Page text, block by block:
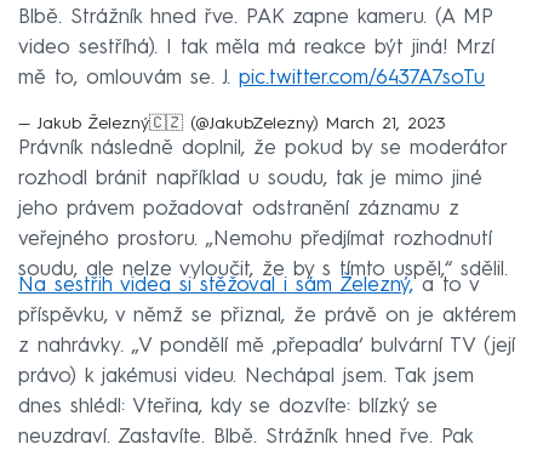
Blbě. Strážník hned řve. PAK zapne kameru. (A MP
video sestříhá). I tak měla má reakce být jiná! Mrzí
mě to, omlouvám se. J. pic.twitter.com/6437A7soTu
— Jakub Železný🇨🇿 (@JakubZelezny) March 21, 2023
Právník následně doplnil, že pokud by se moderátor
rozhodl bránit například u soudu, tak je mimo jiné
jeho právem požadovat odstranění záznamu z
veřejného prostoru. „Nemohu předjímat rozhodnutí
soudu, ale nelze vyloučit, že by s tímto uspěl,“ sdělil.
Na sestřih videa si stěžoval i sám Železný,a to v
příspěvku, v němž se přiznal, že právě on je aktérem
z nahrávky. „V pondělí mě ‚přepadla‘ bulvární TV (její
právo) k jakémusi videu. Nechápal jsem. Tak jsem
dnes shlédl: Vteřina, kdy se dozvíte: blízký se
neuzdraví. Zastavíte. Blbě. Strážník hned řve. Pak